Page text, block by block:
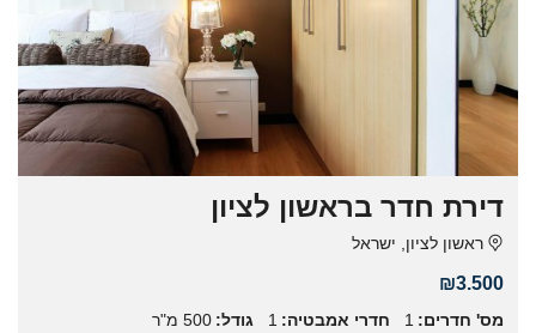
דירת חדר בראשון לציון
ראשון לציון, ישראל
₪3.500
מס' חדרים: 1 חדרי אמבטיה: 1 גודל: 500 מ"ר